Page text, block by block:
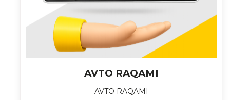
AVTO RAQAMI
AVTO RAQAMI